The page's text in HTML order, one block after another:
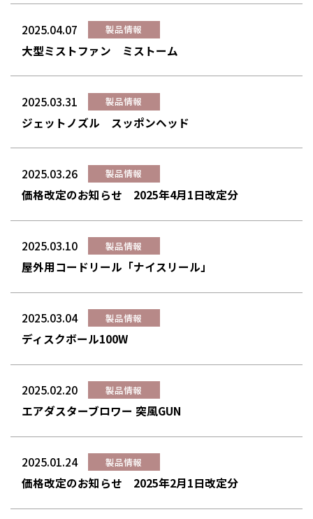
2025.04.07 製品情報
大型ミストファン ミストーム
2025.03.31 製品情報
ジェットノズル スッポンヘッド
2025.03.26 製品情報
価格改定のお知らせ 2025年4月1日改定分
2025.03.10 製品情報
屋外用コードリール「ナイスリール」
2025.03.04 製品情報
ディスクボール100W
2025.02.20 製品情報
エアダスターブロワー 突風GUN
2025.01.24 製品情報
価格改定のお知らせ 2025年2月1日改定分